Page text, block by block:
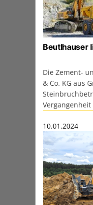
Beutlhauser
Die Zement-
& Co. KG aus
10.01.2024